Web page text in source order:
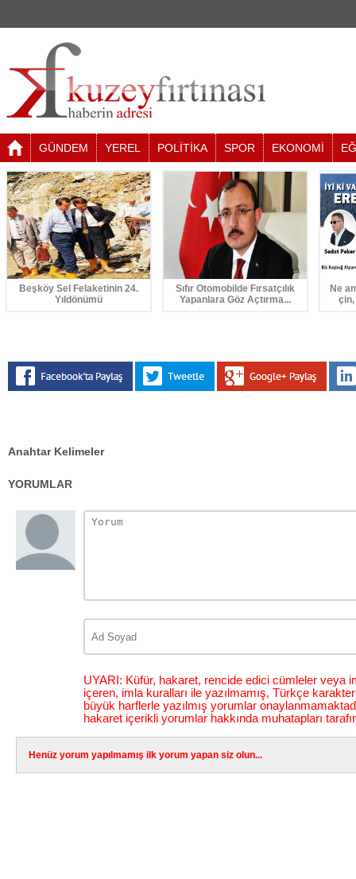
GÜNDEM YEREL POLİTİKA SPOR EKONOMİ
Beşköy Sel Felaketinin 24.
Yıldönümü
Sıfır Otomobilde Fırsatçılık
Yapanlara Göz Açtırma...
Ne
Anahtar Kelimeler
YORUMLAR
UYARI: Küfür, hakaret, rencide edici cümleler veya
içeren, imla kuralları ile yazılmamış, Türkçe
büyük harflerle yazılmış yorumlar
hakaret içerikli yorumlar hakkında muhatapları
Henüz yorum yapılmamış ilk yorum yapan siz olun...